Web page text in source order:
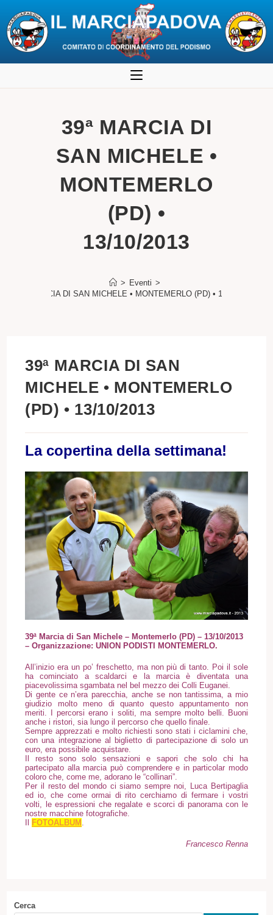
al
39ª MARCIA DI
SAN MICHELE •
MONTEMERLO
(PD) •
13/10/2013
> Eventi >
39ª MARCIA DI SAN MICHELE • MONTEMERLO (PD) • 13/10/2013
39ª MARCIA DI SAN
MICHELE • MONTEMERLO
(PD) • 13/10/2013
La copertina della settimana!
39ª Marcia di San Michele – Montemerlo (PD) – 13/10/2013
– Organizzazione: UNION PODISTI MONTEMERLO.
All’inizio era un po’ freschetto, ma non più di tanto. Poi il sole
ha cominciato a scaldarci e la marcia è diventata una
piacevolissima sgambata nel bel mezzo dei Colli Euganei.
Di gente ce n’era parecchia, anche se non tantissima, a mio
giudizio molto meno di quanto questo appuntamento non
meriti. I percorsi erano i soliti, ma sempre molto belli. Buoni
anche i ristori, sia lungo il percorso che quello finale.
Sempre apprezzati e molto richiesti sono stati i ciclamini che,
con una integrazione al biglietto di partecipazione di solo un
euro, era possibile acquistare.
Il resto sono solo sensazioni e sapori che solo chi ha
partecipato alla marcia può comprendere e in particolar modo
coloro che, come me, adorano le “collinari”.
Per il resto del mondo ci siamo sempre noi, Luca Bertipaglia
ed io, che come ormai di rito cerchiamo di fermare i vostri
volti, le espressioni che regalate e scorci di panorama con le
nostre macchine fotografiche.
Il FOTOALBUM
Francesco Renna
Cerca